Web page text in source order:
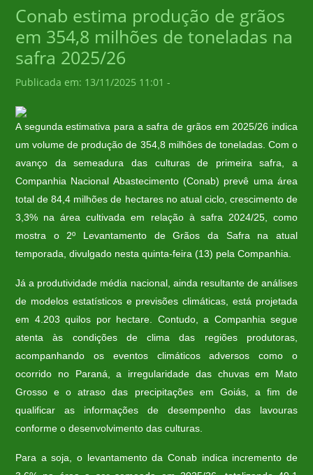
Conab estima produção de grãos
em 354,8 milhões de toneladas na
safra 2025/26
Publicada em: 13/11/2025 11:01 -
A segunda estimativa para a safra de grãos em 2025/26 indica
um volume de produção de 354,8 milhões de toneladas. Com o
avanço da semeadura das culturas de primeira safra, a
Companhia Nacional Abastecimento (Conab) prevê uma área
total de 84,4 milhões de hectares no atual ciclo, crescimento de
3,3% na área cultivada em relação à safra 2024/25, como
mostra o 2º Levantamento de Grãos da Safra na atual
temporada, divulgado nesta quinta-feira (13) pela Companhia.
Já a produtividade média nacional, ainda resultante de análises
de modelos estatísticos e previsões climáticas, está projetada
em 4.203 quilos por hectare. Contudo, a Companhia segue
atenta às condições de clima das regiões produtoras,
acompanhando os eventos climáticos adversos como o
ocorrido no Paraná, a irregularidade das chuvas em Mato
Grosso e o atraso das precipitações em Goiás, a fim de
qualificar as informações de desempenho das lavouras
conforme o desenvolvimento das culturas.
Para a soja, o levantamento da Conab indica incremento de